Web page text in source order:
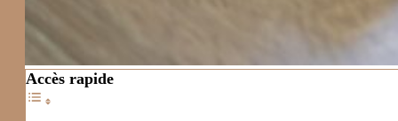
Accès rapide